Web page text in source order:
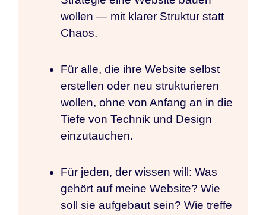
wollen — mit klarer Struktur statt
Chaos.
Für alle, die ihre Website selbst
erstellen oder neu strukturieren
wollen, ohne von Anfang an in die
Tiefe von Technik und Design
einzutauchen.
Für jeden, der wissen will: Was
gehört auf meine Website? Wie
soll sie aufgebaut sein? Wie treffe